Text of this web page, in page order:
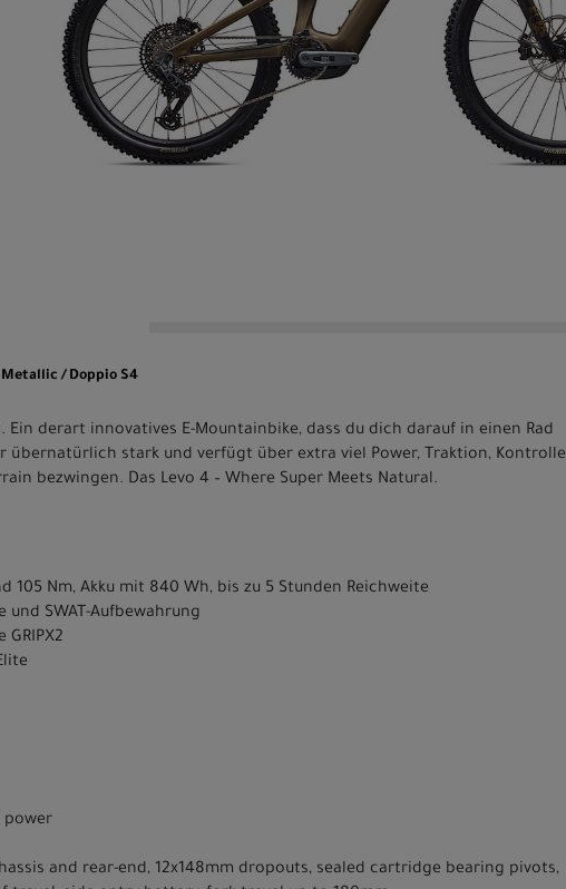
/ Doppio S4
Ein derart innovatives E-Mountainbike, dass du dich darauf in einen Rad
übernatürlich stark und verfügt über extra viel Power, Traktion, Kontrolle
bezwingen. Das Levo 4 – Where Super Meets Natural.
105 Nm, Akku mit 840 Wh, bis zu 5 Stunden Reichweite
und SWAT-Aufbewahrung
power
and rear-end, 12x148mm dropouts, sealed cartridge bearing pivots,